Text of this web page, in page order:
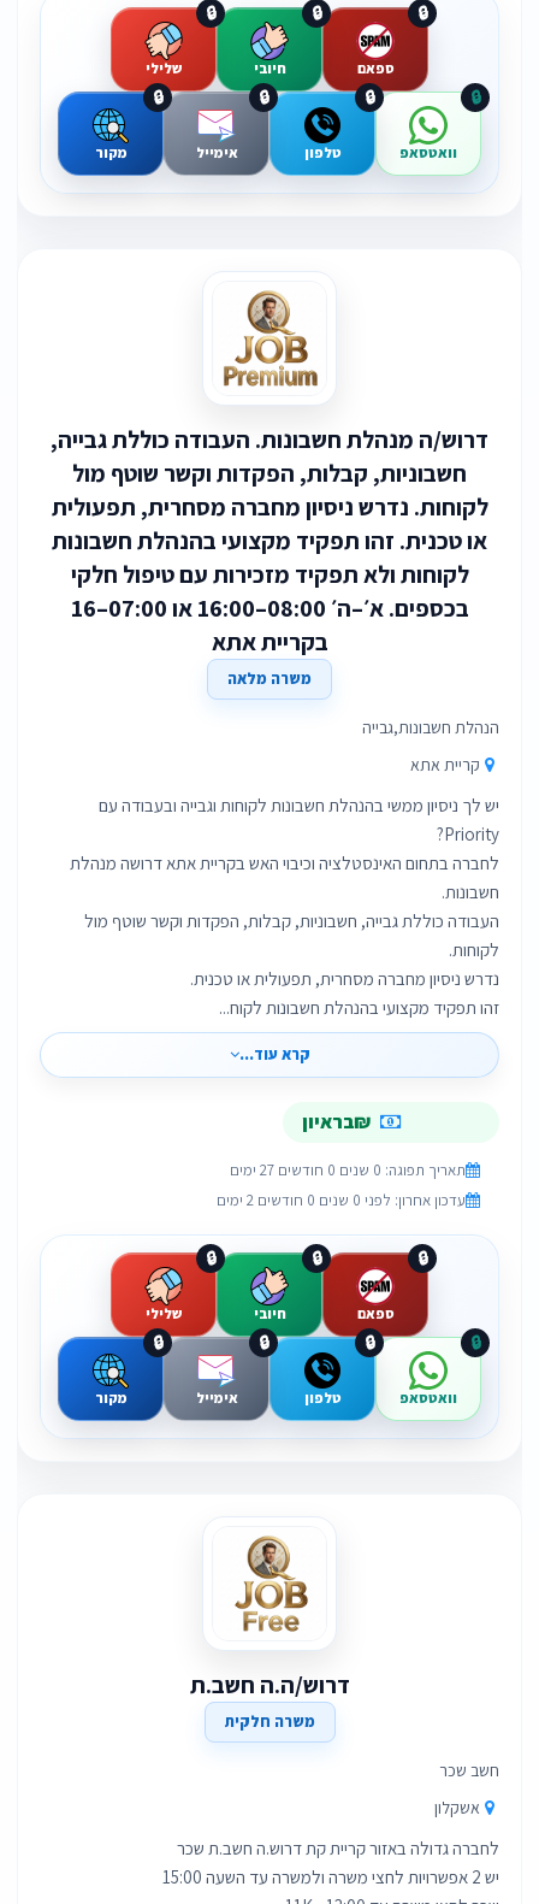
ספאם
🔒
חיובי
🔒
שלילי
🔒
וואטסאפ
🔒
טלפון
🔒
אימייל
🔒
מקור
🔒
דרוש/ה מנהלת חשבונות. העבודה כוללת גבייה,
חשבוניות, קבלות, הפקדות וקשר שוטף מול
לקוחות. נדרש ניסיון מחברה מסחרית, תפעולית
או טכנית. זהו תפקיד מקצועי בהנהלת חשבונות
לקוחות ולא תפקיד מזכירות עם טיפול חלקי
בכספים. א׳–ה׳ 08:00–16:00 או 07:00–16
בקריית אתא
משרה מלאה
הנהלת חשבונות,גבייה
קריית אתא
יש לך ניסיון ממשי בהנהלת חשבונות לקוחות וגבייה ובעבודה עם
לחברה בתחום האינסטלציה וכיבוי האש בקריית אתא דרושה מנהלת
העבודה כוללת גבייה, חשבוניות, קבלות, הפקדות וקשר שוטף מול
זהו תפקיד מקצועי בהנהלת חשבונות לקוח...
קרא עוד...
₪בראיון
תאריך תפוגה: 0 שנים 0 חודשים 27 ימים
עדכון אחרון: לפני 0 שנים 0 חודשים 2 ימים
ספאם
🔒
חיובי
🔒
שלילי
🔒
וואטסאפ
🔒
טלפון
🔒
אימייל
🔒
מקור
🔒
דרוש/ה.ה חשב.ת
משרה חלקית
חשב שכר
אשקלון